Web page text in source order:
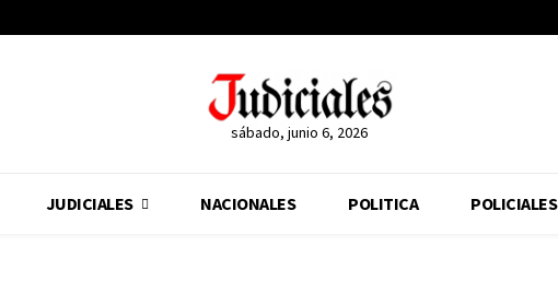
sábado, junio 6, 2026
JUDICIALES NACIONALES POLITICA POLICIALES